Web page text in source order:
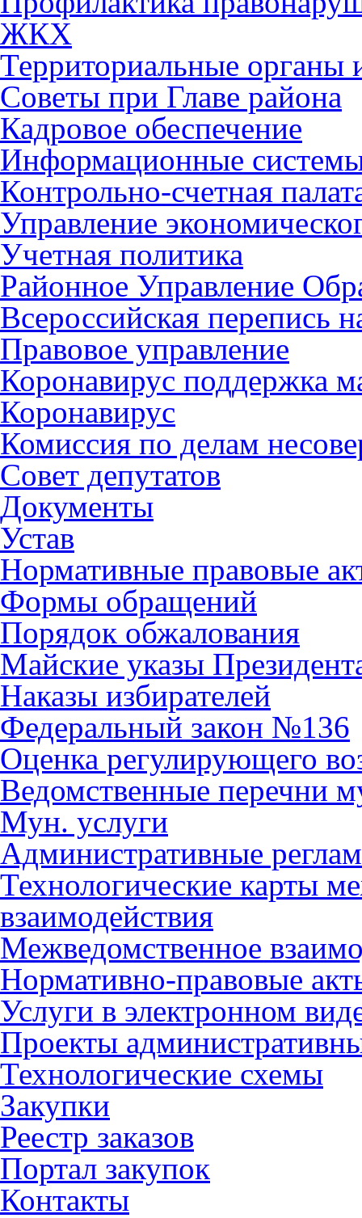
ЖКХ
Территориальные органы
Советы при Главе района
Кадровое обеспечение
Информационные
Контрольно-счетная
Управление
Учетная политика
Районное Управление
Всероссийская перепись
Правовое управление
Коронавирус поддержка
Коронавирус
Комиссия по делам
Совет депутатов
Документы
Устав
Нормативные правовые
Формы обращений
Порядок обжалования
Майские указы
Наказы избирателей
Федеральный закон №136
Оценка регулирующего
Ведомственные перечни
Мун. услуги
Административные
Технологические карты
взаимодействия
Межведомственное
Нормативно-правовые
Услуги в электронном
Проекты
Технологические схемы
Закупки
Реестр заказов
Портал закупок
Контакты